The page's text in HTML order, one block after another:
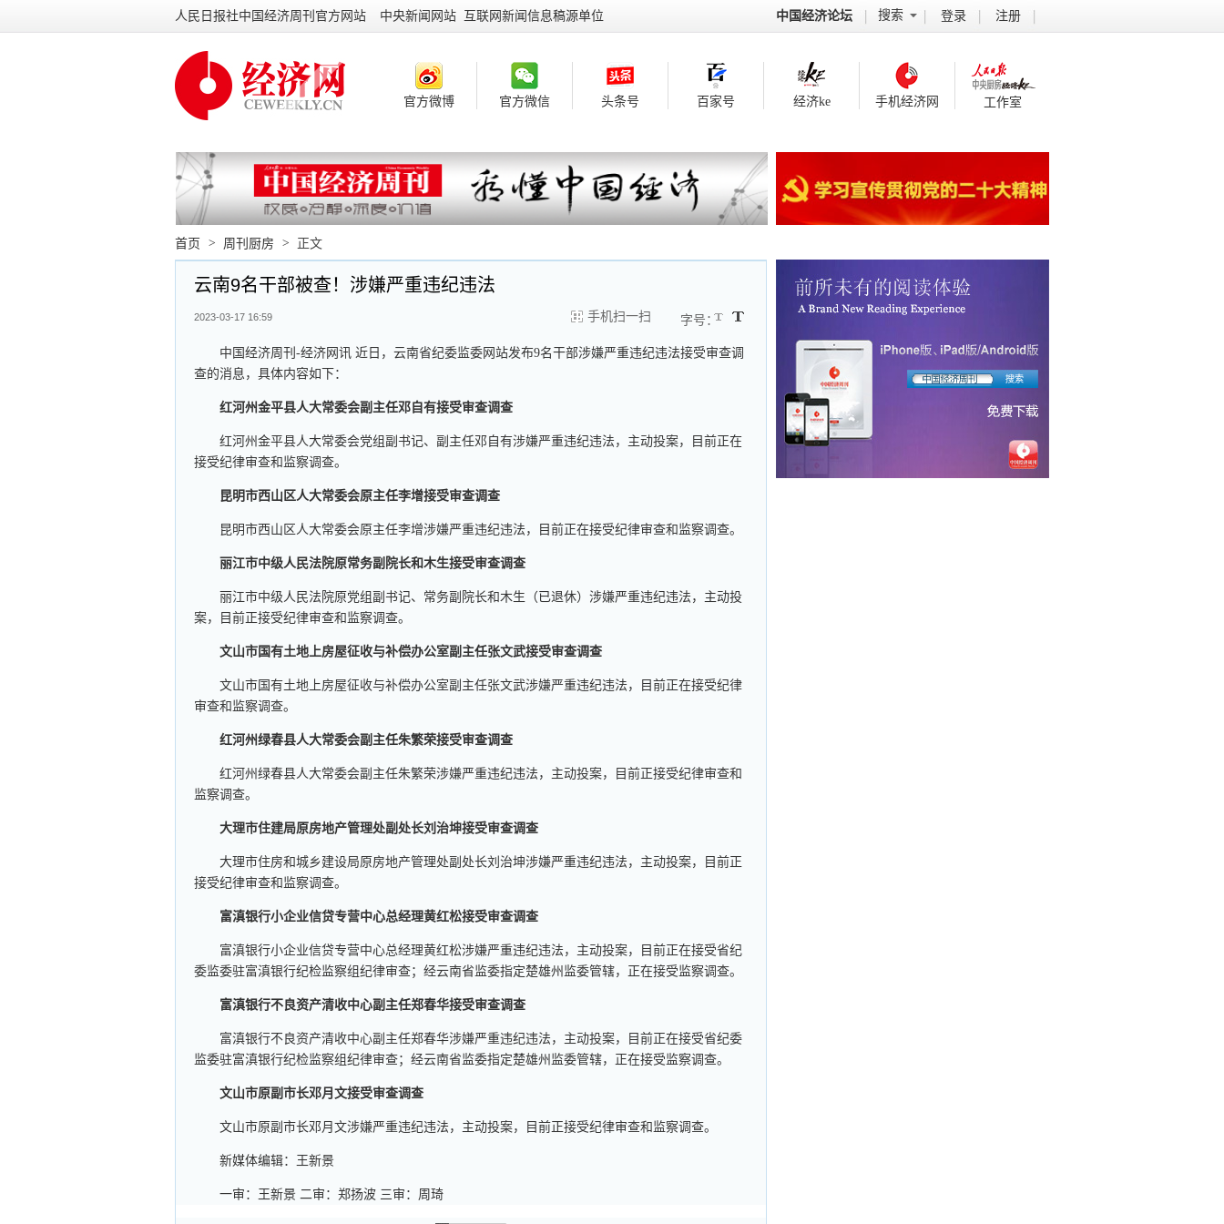
人民日报社中国经济周刊官方网站 中央新闻网站 互联网新闻信息稿源单位 中国经济论坛 搜索 登录 注册
官方微博 官方微信 头条号 百家号 经济ke 手机经济网 工作室
首页 > 周刊厨房 > 正文
云南9名干部被查！涉嫌严重违纪违法
2023-03-17 16:59 手机扫一扫 字号：
中国经济周刊-经济网讯 近日，云南省纪委监委网站发布9名干部涉嫌严重违纪违法接受审查调
查的消息，具体内容如下：
红河州金平县人大常委会副主任邓自有接受审查调查
红河州金平县人大常委会党组副书记、副主任邓自有涉嫌严重违纪违法，主动投案，目前正在
接受纪律审查和监察调查。
昆明市西山区人大常委会原主任李增接受审查调查
昆明市西山区人大常委会原主任李增涉嫌严重违纪违法，目前正在接受纪律审查和监察调查。
丽江市中级人民法院原常务副院长和木生接受审查调查
丽江市中级人民法院原党组副书记、常务副院长和木生（已退休）涉嫌严重违纪违法，主动投
案，目前正接受纪律审查和监察调查。
文山市国有土地上房屋征收与补偿办公室副主任张文武接受审查调查
文山市国有土地上房屋征收与补偿办公室副主任张文武涉嫌严重违纪违法，目前正在接受纪律
审查和监察调查。
红河州绿春县人大常委会副主任朱繁荣接受审查调查
红河州绿春县人大常委会副主任朱繁荣涉嫌严重违纪违法，主动投案，目前正接受纪律审查和
监察调查。
大理市住建局原房地产管理处副处长刘治坤接受审查调查
大理市住房和城乡建设局原房地产管理处副处长刘治坤涉嫌严重违纪违法，主动投案，目前正
接受纪律审查和监察调查。
富滇银行小企业信贷专营中心总经理黄红松接受审查调查
富滇银行小企业信贷专营中心总经理黄红松涉嫌严重违纪违法，主动投案，目前正在接受省纪
委监委驻富滇银行纪检监察组纪律审查；经云南省监委指定楚雄州监委管辖，正在接受监察调查。
富滇银行不良资产清收中心副主任郑春华接受审查调查
富滇银行不良资产清收中心副主任郑春华涉嫌严重违纪违法，主动投案，目前正在接受省纪委
监委驻富滇银行纪检监察组纪律审查；经云南省监委指定楚雄州监委管辖，正在接受监察调查。
文山市原副市长邓月文接受审查调查
文山市原副市长邓月文涉嫌严重违纪违法，主动投案，目前正接受纪律审查和监察调查。
新媒体编辑：王新景
一审：王新景 二审：郑扬波 三审：周琦